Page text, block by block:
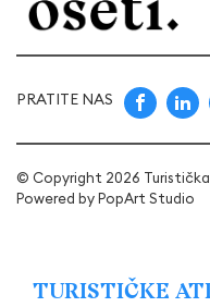
PRATITE NAS
© Copyright 2026
Powered byPopArt Studio
TURISTIČKE